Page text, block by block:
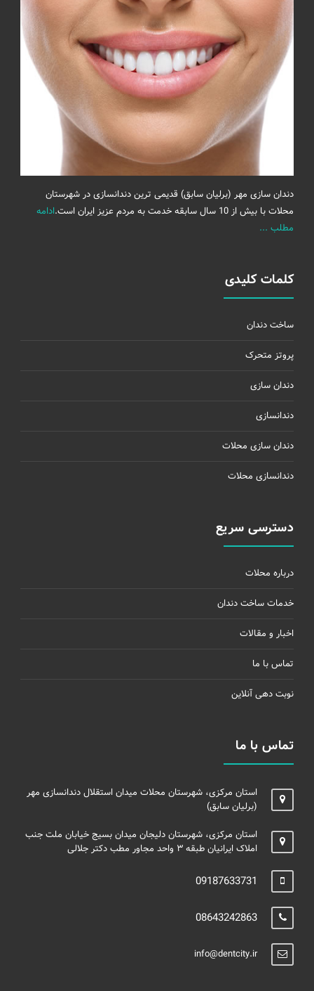
دندان سازی مهر (برلیان سابق) قدیمی ترین دندانسازی در شهرستان
محلات با بیش از 10 سال سابقه خدمت به مردم عزیز ایران است.
ادامه
مطلب ...
کلمات کلیدی
ساخت دندان
پروتز متحرک
دندان سازی
دندانسازی
دندان سازی محلات
دندانسازی محلات
دسترسی سریع
درباره محلات
خدمات ساخت دندان
اخبار و مقالات
تماس با ما
نوبت دهی آنلاین
تماس با ما
استان مرکزی، شهرستان محلات میدان استقلال دندانسازی مهر
(برلیان سابق)
استان مرکزی، شهرستان دلیجان میدان بسیج خیابان ملت جنب
املاک ایرانیان طبقه ۳ واحد مجاور مطب دکتر جلالی
09187633731
08643242863
info@dentcity.ir